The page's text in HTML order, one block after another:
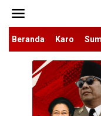
konten
Beranda
Karo